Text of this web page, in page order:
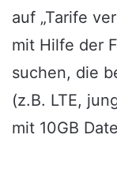
auf „Tarife
mit Hilfe der
suchen, die
(z.B. LTE,
mit 10GB